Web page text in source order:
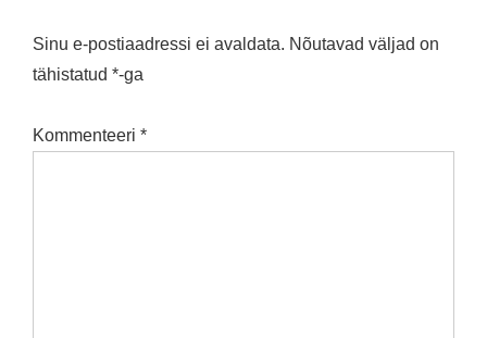
Sinu e-postiaadressi ei avaldata. Nõutavad väljad on
tähistatud *-ga
Kommenteeri *